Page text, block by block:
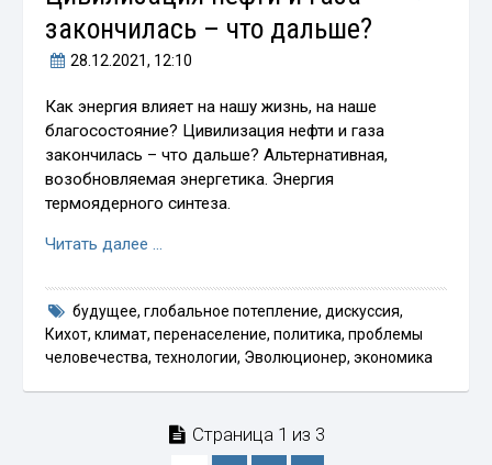
закончилась – что дальше?
28.12.2021, 12:10
Как энергия влияет на нашу жизнь, на наше
благосостояние? Цивилизация нефти и газа
закончилась – что дальше? Альтернативная,
возобновляемая энергетика. Энергия
термоядерного синтеза.
Читать далее …
будущее, глобальное потепление, дискуссия,
Кихот,климат,перенаселение,политика,проблемы
человечества,технологии, Эволюционер,экономика
Страница 1 из 3